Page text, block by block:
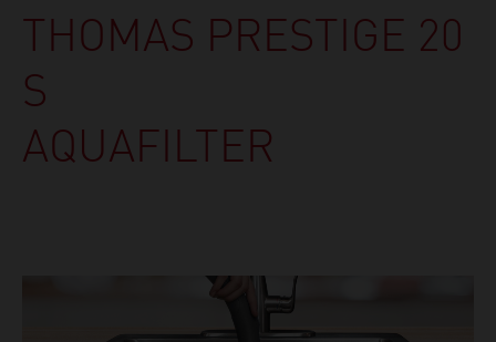
THOMAS PRESTIGE 20
S
AQUAFILTER